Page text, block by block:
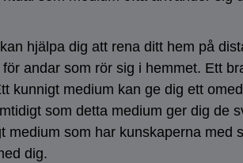
hjälpa dig att rena ditt hem på
andar som rör sig i hemmet. Ett
kunnigt medium kan ge dig ett
som detta medium ger dig de
medium som har kunskaperna
dig.